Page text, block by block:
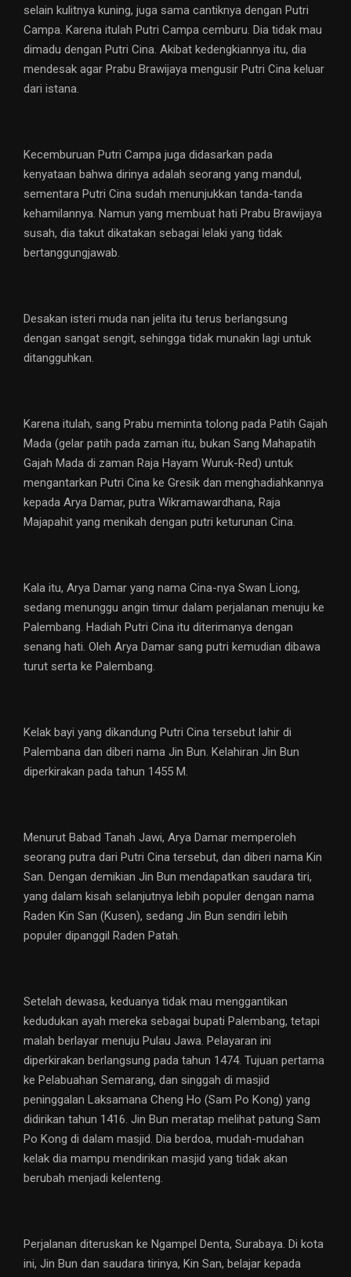
selain kulitnya kuning, juga sama cantiknya dengan Putri
Campa. Karena itulah Putri Campa cemburu. Dia tidak mau
dimadu dengan Putri Cina. Akibat kedengkiannya itu, dia
mendesak agar Prabu Brawijaya mengusir Putri Cina keluar
dari istana.
Kecemburuan Putri Campa juga didasarkan pada
kenyataan bahwa dirinya adalah seorang yang mandul,
sementara Putri Cina sudah menunjukkan tanda-tanda
kehamilannya. Namun yang membuat hati Prabu Brawijaya
susah, dia takut dikatakan sebagai lelaki yang tidak
bertanggungjawab.
Desakan isteri muda nan jelita itu terus berlangsung
dengan sangat sengit, sehingga tidak munakin lagi untuk
ditangguhkan.
Karena itulah, sang Prabu meminta tolong pada Patih Gajah
Mada (gelar patih pada zaman itu, bukan Sang Mahapatih
Gajah Mada di zaman Raja Hayam Wuruk-Red) untuk
mengantarkan Putri Cina ke Gresik dan menghadiahkannya
kepada Arya Damar, putra Wikramawardhana, Raja
Majapahit yang menikah dengan putri keturunan Cina.
Kala itu, Arya Damar yang nama Cina-nya Swan Liong,
sedang menunggu angin timur dalam perjalanan menuju ke
Palembang. Hadiah Putri Cina itu diterimanya dengan
senang hati. Oleh Arya Damar sang putri kemudian dibawa
turut serta ke Palembang.
Kelak bayi yang dikandung Putri Cina tersebut lahir di
Palembana dan diberi nama Jin Bun. Kelahiran Jin Bun
diperkirakan pada tahun 1455 M.
Menurut Babad Tanah Jawi, Arya Damar memperoleh
seorang putra dari Putri Cina tersebut, dan diberi nama Kin
San. Dengan demikian Jin Bun mendapatkan saudara tiri,
yang dalam kisah selanjutnya lebih populer dengan nama
Raden Kin San (Kusen), sedang Jin Bun sendiri lebih
populer dipanggil Raden Patah.
Setelah dewasa, keduanya tidak mau menggantikan
kedudukan ayah mereka sebagai bupati Palembang, tetapi
malah berlayar menuju Pulau Jawa. Pelayaran ini
diperkirakan berlangsung pada tahun 1474. Tujuan pertama
ke Pelabuahan Semarang, dan singgah di masjid
peninggalan Laksamana Cheng Ho (Sam Po Kong) yang
didirikan tahun 1416. Jin Bun meratap melihat patung Sam
Po Kong di dalam masjid. Dia berdoa, mudah-mudahan
kelak dia mampu mendirikan masjid yang tidak akan
berubah menjadi kelenteng.
Perjalanan diteruskan ke Ngampel Denta, Surabaya. Di kota
ini, Jin Bun dan saudara tirinya, Kin San, belajar kepada